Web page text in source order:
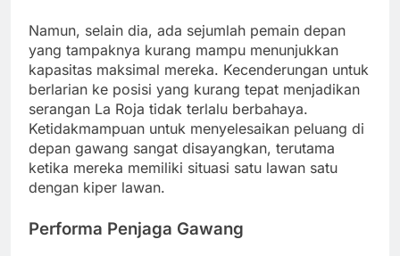
Namun, selain dia, ada sejumlah pemain depan
yang tampaknya kurang mampu menunjukkan
kapasitas maksimal mereka. Kecenderungan untuk
berlarian ke posisi yang kurang tepat menjadikan
serangan La Roja tidak terlalu berbahaya.
Ketidakmampuan untuk menyelesaikan peluang di
depan gawang sangat disayangkan, terutama
ketika mereka memiliki situasi satu lawan satu
dengan kiper lawan.
Performa Penjaga Gawang